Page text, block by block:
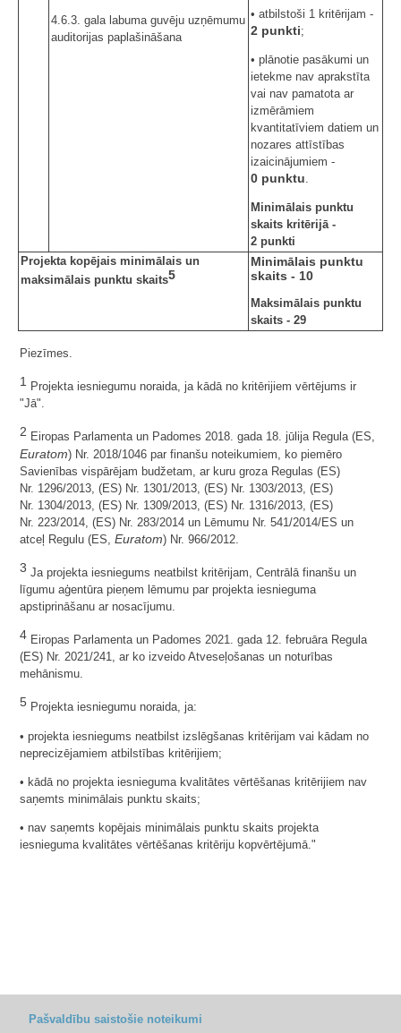
4.6.3. gala labuma guvēju uzņēmumu
auditorijas paplašināšana
• atbilstoši 1 kritērijam -
2 punkti;
• plānotie pasākumi un
ietekme nav aprakstīta
vai nav pamatota ar
izmērāmiem
kvantitatīviem datiem un
nozares attīstības
izaicinājumiem -
0 punktu.
Minimālais punktu
skaits kritērijā -
2 punkti
Projekta kopējais minimālais un
maksimālais punktu skaits5
Minimālais punktu
skaits - 10
Maksimālais punktu
skaits - 29
Piezīmes.
1 Projekta iesniegumu noraida, ja kādā no kritērijiem vērtējums ir
"Jā".
2 Eiropas Parlamenta un Padomes 2018. gada 18. jūlija Regula (ES,
Euratom) Nr. 2018/1046 par finanšu noteikumiem, ko piemēro
Savienības vispārējam budžetam, ar kuru groza Regulas (ES)
Nr. 1296/2013, (ES) Nr. 1301/2013, (ES) Nr. 1303/2013, (ES)
Nr. 1304/2013, (ES) Nr. 1309/2013, (ES) Nr. 1316/2013, (ES)
Nr. 223/2014, (ES) Nr. 283/2014 un Lēmumu Nr. 541/2014/ES un
atceļ Regulu (ES, Euratom) Nr. 966/2012.
3 Ja projekta iesniegums neatbilst kritērijam, Centrālā finanšu un
līgumu aģentūra pieņem lēmumu par projekta iesnieguma
apstiprināšanu ar nosacījumu.
4 Eiropas Parlamenta un Padomes 2021. gada 12. februāra Regula
(ES) Nr. 2021/241, ar ko izveido Atveseļošanas un noturības
mehānismu.
5 Projekta iesniegumu noraida, ja:
• projekta iesniegums neatbilst izslēgšanas kritērijam vai kādam no
neprecizējamiem atbilstības kritērijiem;
• kādā no projekta iesnieguma kvalitātes vērtēšanas kritērijiem nav
saņemts minimālais punktu skaits;
• nav saņemts kopējais minimālais punktu skaits projekta
iesnieguma kvalitātes vērtēšanas kritēriju kopvērtējumā."
Pašvaldību saistošie noteikumi